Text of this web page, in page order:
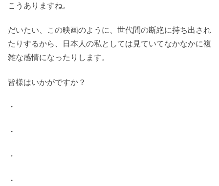
こうありますね。
だいたい、この映画のように、世代間の断絶に持ち出され
たりするから、日本人の私としては見ていてなかなかに複
雑な感情になったりします。
皆様はいかがですか？
・
・
・
・